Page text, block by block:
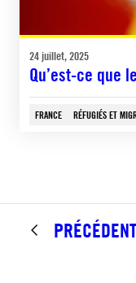
24 juillet, 2025
Qu’est-ce que
FRANCE RÉFUGIÉS ET
PRÉCÉDENT